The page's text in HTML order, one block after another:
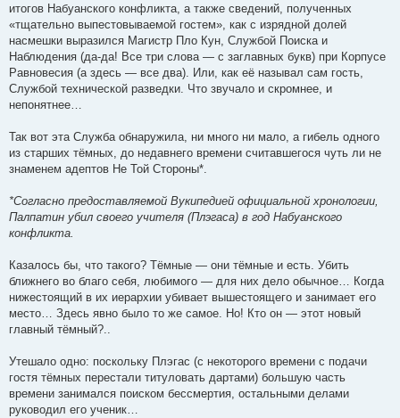
итогов Набуанского конфликта, а также сведений, полученных
«тщательно выпестовываемой гостем», как с изрядной долей
насмешки выразился Магистр Пло Кун, Службой Поиска и
Наблюдения (да-да! Все три слова — с заглавных букв) при Корпусе
Равновесия (а здесь — все два). Или, как её называл сам гость,
Службой технической разведки. Что звучало и скромнее, и
непонятнее…
Так вот эта Служба обнаружила, ни много ни мало, а гибель одного
из старших тёмных, до недавнего времени считавшегося чуть ли не
знаменем адептов Не Той Стороны*.
*Согласно предоставляемой Вукипедией официальной хронологии,
Палпатин убил своего учителя (Плэгаса) в год Набуанского
конфликта.
Казалось бы, что такого? Тёмные — они тёмные и есть. Убить
ближнего во благо себя, любимого — для них дело обычное… Когда
нижестоящий в их иерархии убивает вышестоящего и занимает его
место… Здесь явно было то же самое. Но! Кто он — этот новый
главный тёмный?..
Утешало одно: поскольку Плэгас (с некоторого времени с подачи
гостя тёмных перестали титуловать дартами) большую часть
времени занимался поиском бессмертия, остальными делами
руководил его ученик…